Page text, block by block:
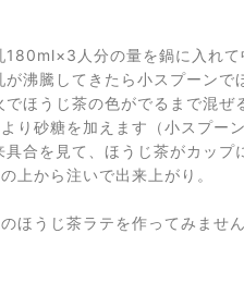
人分の量を鍋に入れて
沸騰してきたら小スプーンで
ほうじ茶の色がでるまで混ぜ
り砂糖を加えます（小スプーン
合を見て、ほうじ茶がカップ
上から注いで出来上がり。
ほうじ茶ラテを作ってみませ